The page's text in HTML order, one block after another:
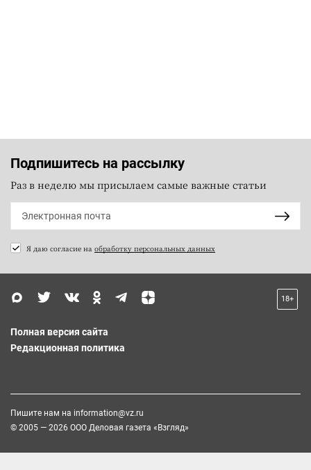
Подпишитесь на рассылку
Раз в неделю мы присылаем самые важные статьи
Я даю согласие на обработку персональных данных
18+
Полная версия сайта
Редакционная политика
Пишите нам на information@vz.ru
© 2005 — 2026 ООО Деловая газета «Взгляд»